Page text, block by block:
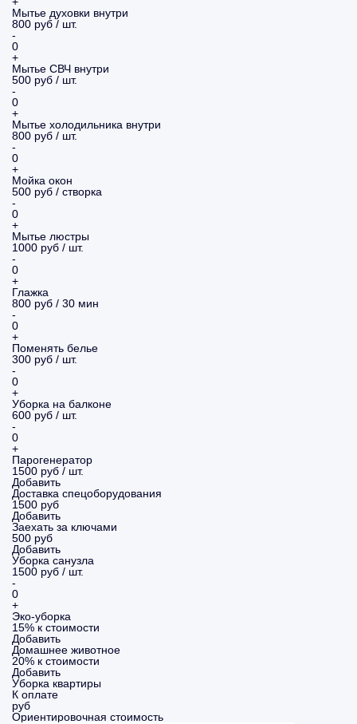
Мытье духовки внутри
800 руб / шт.
-
0
+
Мытье СВЧ внутри
500 руб / шт.
-
0
+
Мытье холодильника внутри
800 руб / шт.
-
0
+
Мойка окон
500 руб / створка
-
0
+
Мытье люстры
1000 руб / шт.
-
0
+
Глажка
800 руб / 30 мин
-
0
+
Поменять белье
300 руб / шт.
-
0
+
Уборка на балконе
600 руб / шт.
-
0
+
Парогенератор
1500 руб / шт.
Добавить
Доставка спецоборудования
1500 руб
Добавить
Заехать за ключами
500 руб
Добавить
Уборка санузла
1500 руб / шт.
-
0
+
Эко-уборка
15% к стоимости
Добавить
Домашнее животное
20% к стоимости
Добавить
Уборка квартиры
К оплате
руб
Ориентировочная стоимость